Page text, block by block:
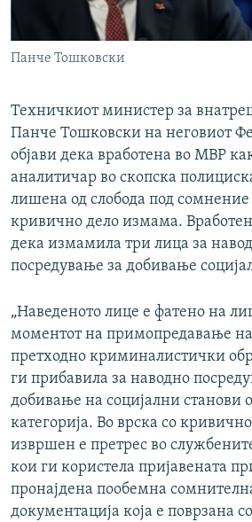
Панче Тошковски
Техничкиот министер за
Панче Тошковски на неговиот
објави дека вработена во МВР
аналитичар во скопска
лишена од слобода под сомнение
кривично дело измама.
дека измамила три лица за
посредување за добивање
„Наведеното лице е фатено на
моментот на примопредавање на
претходно криминалистички
ги прибавила за наводно
добивање на социјални станови
категорија. Во врска со
извршен е претрес во
кои ги користела пријавената
пронајдена пообемна
документација која е поврзана